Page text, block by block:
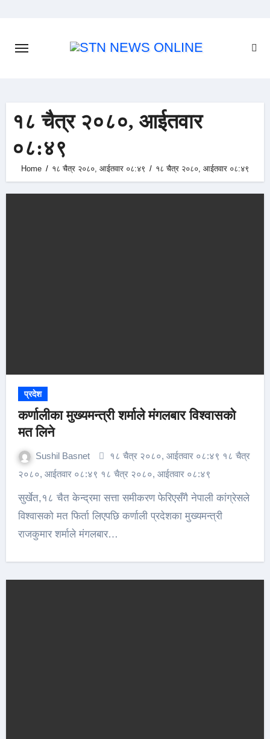
१८ चैत्र २०८०, आईतवार
०८:४९
Home १८ चैत्र २०८०, आईतवार ०८:४९ १८ चैत्र २०८०, आईतवार ०८:४९
प्रदेश
कर्णालीका मुख्यमन्त्री शर्माले मंगलबार विश्वासको
मत लिने
Sushil Basnet
१८ चैत्र २०८०, आईतवार ०८:४९ १८ चैत्र
२०८०, आईतवार ०८:४९ १८ चैत्र २०८०, आईतवार ०८:४९
सुर्खेत,१८ चैत केन्द्रमा सत्ता समीकरण फेरिएसँगै नेपाली कांग्रेसले
विश्वासको मत फिर्ता लिएपछि कर्णाली प्रदेशका मुख्यमन्त्री
राजकुमार शर्माले मंगलबार…